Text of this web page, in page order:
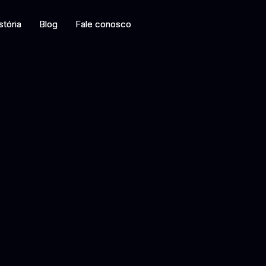
Blog Fale conosco
Blog Fale conosco